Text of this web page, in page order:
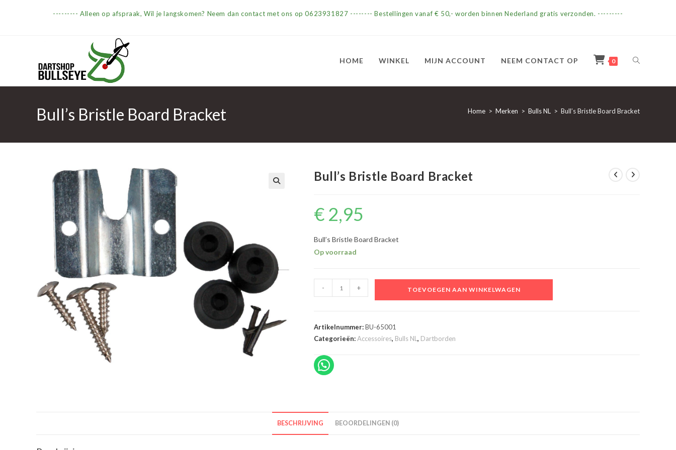
--------- Alleen op afspraak, Wil je langskomen? Neem dan contact met ons op 0623931827 -------- Bestellingen vanaf € 50,- worden binnen Nederland gratis verzonden. ---------
HOME WINKEL MIJN ACCOUNT NEEM CONTACT OP 0 TOGGLE
SITE
Bull’s Bristle Board Bracket Home > Merken > Bulls NL > Bull’s Bristle Board Bracket
Bull’s Bristle Board Bracket
€ 2,95
Bull’s Bristle Board Bracket
Op voorraad
Bristle
aantal
- + TOEVOEGEN AAN WINKELWAGEN
Artikelnummer:BU-65001
Categorieën:Accessoires, Bulls NL , Dartborden
BESCHRIJVING BEOORDELINGEN (0)